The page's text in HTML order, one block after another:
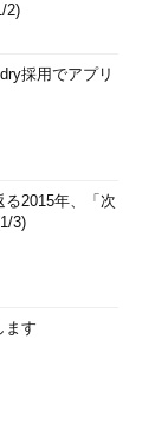
2)
採用でアプリ
2015年、「次
3)
ます